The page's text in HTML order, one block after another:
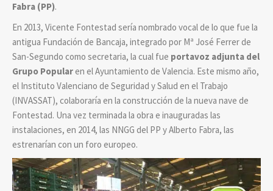
Fabra (PP).
En 2013, Vicente Fontestad sería nombrado vocal de lo que fue la
antigua Fundación de Bancaja, integrado por Mª José Ferrer de
San-Segundo como secretaria, la cual fue portavoz adjunta del
Grupo Popularen el Ayuntamiento de Valencia. Este mismo año,
el Instituto Valenciano de Seguridad y Salud en el Trabajo
(INVASSAT), colaboraría en la construcción de la nueva nave de
Fontestad. Una vez terminada la obra e inauguradas las
instalaciones, en 2014, las NNGG del PP y Alberto Fabra, las
estrenarían con un foro europeo.